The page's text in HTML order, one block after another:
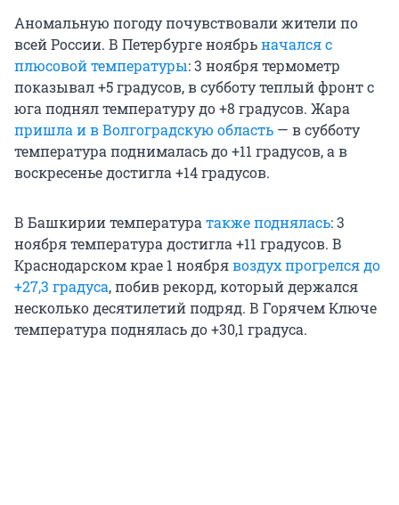
Аномальную погоду почувствовали жители по
всей России. В Петербурге ноябрьначался с
плюсовой температуры: 3 ноября термометр
показывал +5 градусов, в субботу теплый фронт с
юга поднял температуру до +8 градусов. Жара
пришла и в Волгоградскую область — в субботу
температура поднималась до +11 градусов, а в
воскресенье достигла +14 градусов.
В Башкирии температуратакже поднялась: 3
ноября температура достигла +11 градусов. В
Краснодарском крае 1 ноябрявоздух прогрелся до
+27,3 градуса, побив рекорд, который держался
несколько десятилетий подряд. В Горячем Ключе
температура поднялась до +30,1 градуса.